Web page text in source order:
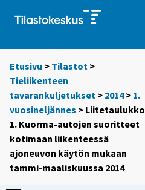
Etusivu > Tilastot >
Tieliikenteen
tavarankuljetukset > 2014> 1.
vuosineljännes > Liitetaulukko
1. Kuorma-autojen suoritteet
kotimaan liikenteessä
ajoneuvon käytön mukaan
tammi-maaliskuussa 2014